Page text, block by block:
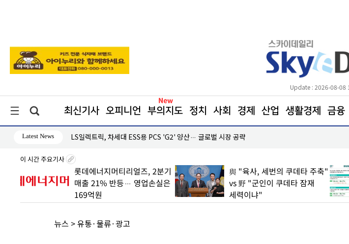
Update : 2026-08-08
최신기사 오피니언 부의지도 정치 사회 경제 산업 생활경제 금융
Latest News
자 지속 LS일렉트릭, 차세대 ESS용 PCS 'G2' 양산… 글로벌 시장 공략
이 시간 주요기사
與 "육사, 세번의 쿠데타 주축"
vs 野 "군인이 쿠데타 잠재
세력이냐"
“3만1000개 기업 실태 파악”…
‘2025 운수업·기업활동조사’
착수
뉴스 > 유통·물류·광고